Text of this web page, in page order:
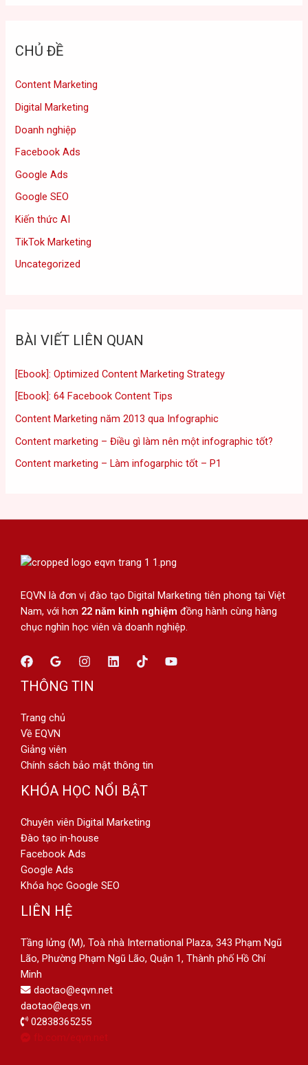
CHỦ ĐỀ
Content Marketing
Digital Marketing
Doanh nghiệp
Facebook Ads
Google Ads
Google SEO
Kiến thức AI
TikTok Marketing
Uncategorized
BÀI VIẾT LIÊN QUAN
[Ebook]: Optimized Content Marketing Strategy
[Ebook]: 64 Facebook Content Tips
Content Marketing năm 2013 qua Infographic
Content marketing – Điều gì làm nên một infographic tốt?
Content marketing – Làm infogarphic tốt – P1
EQVN là đơn vị đào tạo Digital Marketing tiên phong tại Việt
Nam, với hơn 22 năm kinh nghiệm đồng hành cùng hàng
chục nghìn học viên và doanh nghiệp.
THÔNG TIN
Trang chủ
Về EQVN
Giảng viên
Chính sách bảo mật thông tin
KHÓA HỌC NỔI BẬT
Chuyên viên Digital Marketing
Đào tạo in-house
Facebook Ads
Google Ads
Khóa học Google SEO
LIÊN HỆ
Tầng lửng (M), Toà nhà International Plaza, 343 Phạm Ngũ
Lão, Phường Phạm Ngũ Lão, Quận 1, Thành phố Hồ Chí
Minh
daotao@eqvn.net
daotao@eqs.vn
02838365255
fb.com/eqvn.net